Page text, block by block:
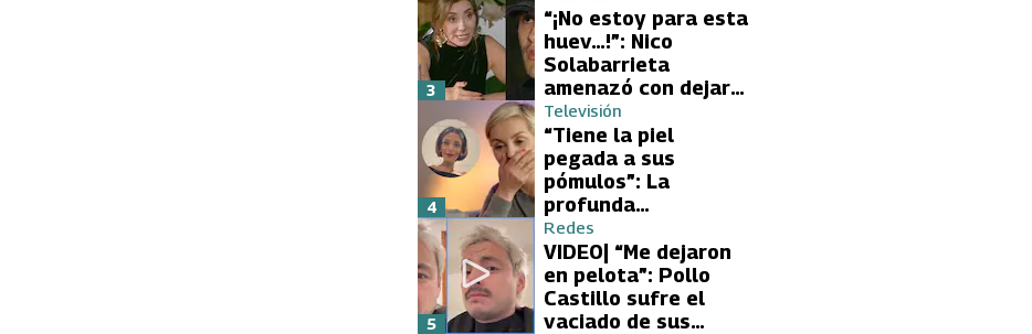
2 con directa
petición a su papá
sobre Yamila Reyna
“¡No estoy para esta
huev…!”: Nico
Solabarrieta
amenazó con dejar
Volverías con tu Ex
tras encontrón con
Carmen Gloria
Arroyo
3
Televisión
“Tiene la piel
pegada a sus
pómulos”: La
profunda
preocupación de
Fran García-
Huidobro por la
extrema delgadez
de Kathy Orellana
4
Redes
VIDEO| “Me dejaron
en pelota”: Pollo
Castillo sufre el
vaciado de sus
5